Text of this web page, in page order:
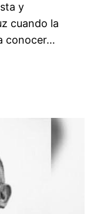
y
cuando la
conocer…